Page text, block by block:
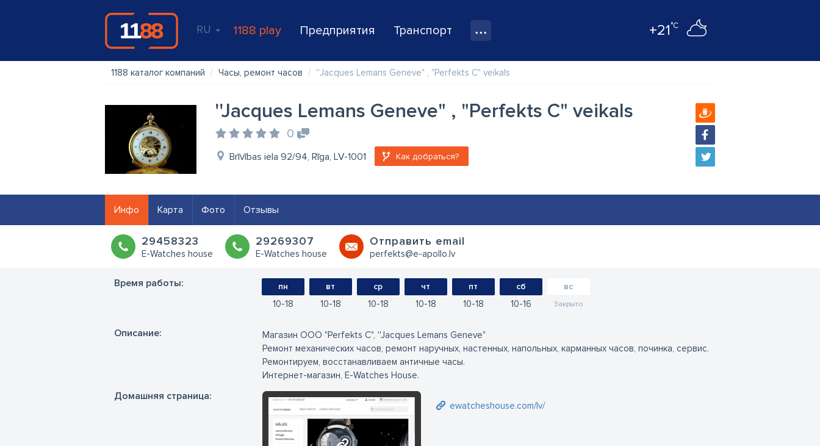
RU 1188 play Предприятия Транспорт +21°C
1188 каталог компаний Часы, ремонт часов ''Jacques Lemans Geneve" , "Perfekts C" veikals
''Jacques Lemans Geneve" , "Perfekts C" veikals
0
Brīvības iela 92/94, Rīga, LV-1001 Как добраться?
Инфо Карта Фото Отзывы
29458323
E-Watches house
29269307
E-Watches house
Oтправить email
perfekts@e-apollo.lv
Время работы: пн
10 18
вт
10 18
ср
10 18
чт
10 18
пт
10 18
сб
10 16
вс
Закрыто
Oписание:
Магазин ООО "Perfekts C", ''Jacques Lemans Geneve"
Ремонт механических часов, ремонт наручных, настенных, напольных, карманных часов, починка, сервис.
Ремонтируем, восстанавливаем античные часы.
Интернет-магазин, E-Watches House.
Домашняя страница:
ewatcheshouse.com/lv/